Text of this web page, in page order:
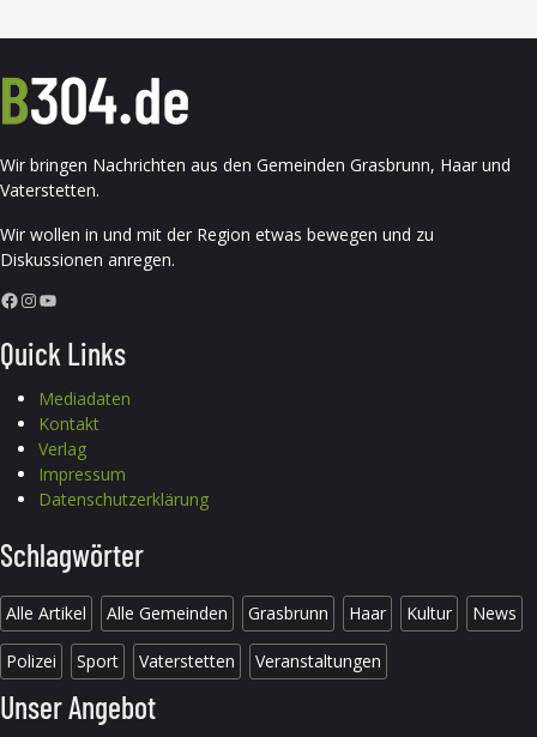
Wir bringen Nachrichten aus den Gemeinden Grasbrunn, Haar und
Vaterstetten.
Wir wollen in und mit der Region etwas bewegen und zu
Diskussionen anregen.
Facebook InstagramYouTube
Quick Links
Mediadaten
Kontakt
Verlag
Impressum
Datenschutzerklärung
Schlagwörter
Alle Artikel Alle Gemeinden Grasbrunn Haar Kultur News
Polizei Sport Vaterstetten Veranstaltungen
Unser Angebot